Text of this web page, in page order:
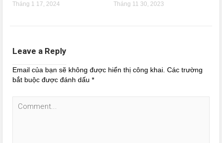
Tháng 1 17, 2024 Tháng 11 30, 2023
Leave a Reply
Email của bạn sẽ không được hiển thị công khai. Các trường
bắt buộc được đánh dấu*